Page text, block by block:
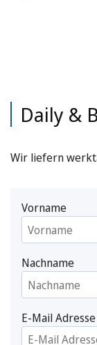
Daily &
Wir liefern
Vorname
Nachname
E-Mail Adresse